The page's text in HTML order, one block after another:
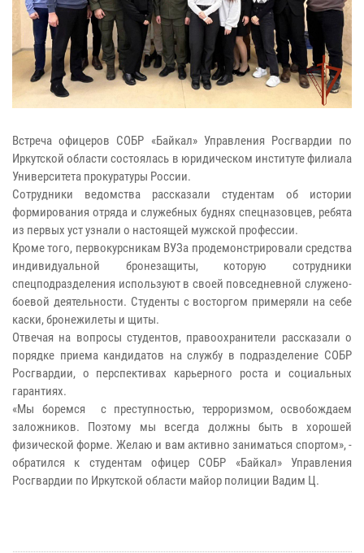
Встреча офицеров СОБР «Байкал» Управления Росгвардии по
Иркутской области состоялась в юридическом институте филиала
Университета прокуратуры России.
Сотрудники ведомства рассказали студентам об истории
формирования отряда и служебных буднях спецназовцев, ребята
из первых уст узнали о настоящей мужской профессии.
Кроме того, первокурсникам ВУЗа продемонстрировали средства
индивидуальной бронезащиты, которую сотрудники
спецподразделения используют в своей повседневной служено-
боевой деятельности. Студенты с восторгом примеряли на себе
каски, бронежилеты и щиты.
Отвечая на вопросы студентов, правоохранители рассказали о
порядке приема кандидатов на службу в подразделение СОБР
Росгвардии, о перспективах карьерного роста и социальных
гарантиях.
«Мы боремся с преступностью, терроризмом, освобождаем
заложников. Поэтому мы всегда должны быть в хорошей
физической форме. Желаю и вам активно заниматься спортом», -
обратился к студентам офицер СОБР «Байкал» Управления
Росгвардии по Иркутской области майор полиции Вадим Ц.